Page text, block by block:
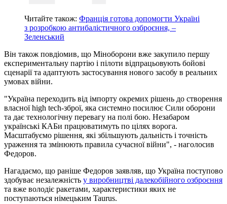
Читайте також: Франція готова допомогти Україні
з розробкою антибалістичного озброєння, –
Зеленський
Він також повдіомив, що Міноборони вже закупило першу
експериментальну партію і пілоти відпрацьовують бойові
сценарії та адаптують застосування нового засобу в реальних
умовах війни.
"Україна переходить від імпорту окремих рішень до створення
власної high tech-зброї, яка системно посилює Сили оборони
та дає технологічну перевагу на полі бою. Незабаром
українські КАБи працюватимуть по цілях ворога.
Масштабуємо рішення, які збільшують дальність і точність
ураження та змінюють правила сучасної війни", - наголосив
Федоров.
Нагадаємо, що раніше Федоров заявляв, що Україна поступово
здобуває незалежність у виробництві далекобійного озброєння
та вже володіє ракетами, характеристики яких не
поступаються німецьким Taurus.